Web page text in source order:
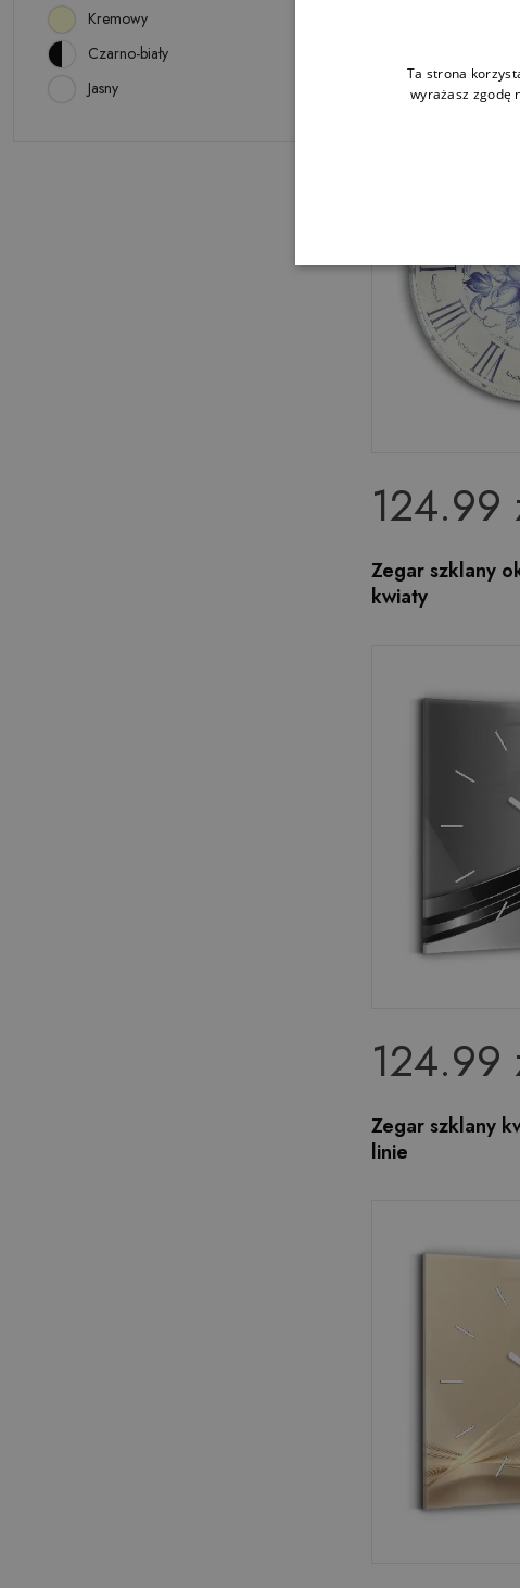
Kremowy
Czarno-biały
Jasny
124.99
Zegar szklany
kwiaty
124.99
Zegar szklany
linie
Ta strona
wyrażasz zgodę